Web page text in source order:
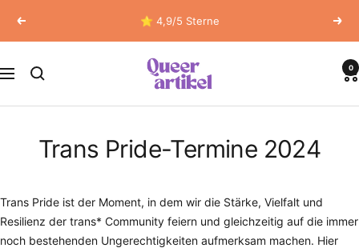
zumZurück ⭐ 4,9/5 Sterne
Navigation
Queerartikel 0
Trans Pride-Termine 2024
Trans Pride ist der Moment, in dem wir die Stärke, Vielfalt und
Resilienz der trans* Community feiern und gleichzeitig auf die immer
noch bestehenden Ungerechtigkeiten aufmerksam machen. Hier